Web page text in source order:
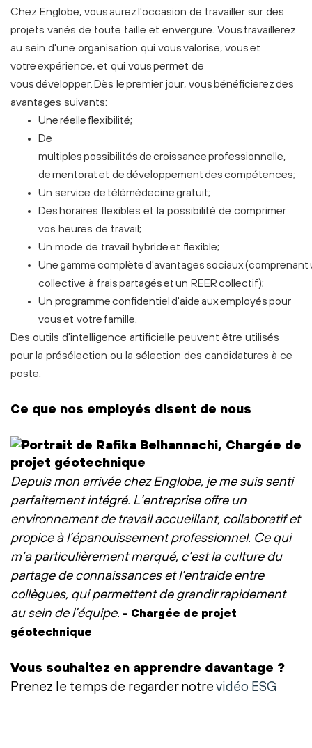
Chez Englobe, vous aurez l'occasion de travailler sur des
projets variés de toute taille et envergure. Vous travaillerez
au sein d'une organisation qui vous valorise, vous et
votre expérience, et qui vous permet de
vous développer. Dès le premier jour, vous bénéficierez des
avantages suivants:
Une réelle flexibilité;
De
multiples possibilités de croissance professionnelle,
de mentorat et de développement des compétences;
Un service de télémédecine gratuit;
Des horaires flexibles et la possibilité de comprimer
vos heures de travail;
Un mode de travail hybride et flexible;
Une gamme complète d'avantages sociaux (comprenant
collective à frais partagés et un REER collectif);
Un programme confidentiel d'aide aux employés pour
vous et votre famille.
Des outils d'intelligence artificielle peuvent être utilisés
pour la présélection ou la sélection des candidatures à ce
poste.
Ce que nos employés disent de nous
Depuis mon arrivée chez Englobe, je me suis senti
parfaitement intégré. L’entreprise offre un
environnement de travail accueillant, collaboratif et
propice à l’épanouissement professionnel. Ce qui
m’a particulièrement marqué, c’est la culture du
partage de connaissances et l’entraide entre
collègues, qui permettent de grandir rapidement
au sein de l’équipe. - Chargée de projet
géotechnique
Vous souhaitez en apprendre davantage ?
Prenez le temps de regarder notrevidéo ESG